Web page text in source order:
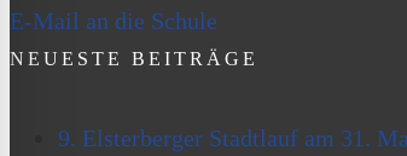
E-Mail an die Schule
NEUESTE BEITRÄGE
9. Elsterberger Stadtlauf am 31.